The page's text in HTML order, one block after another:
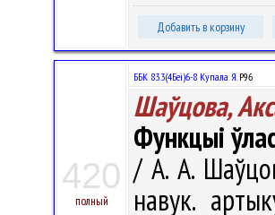
Добавить в корзину
420
полный
ББК 83.3(4Беі)6-8 Купала Я.Р96
Шаўцова,
Функцыі
/ А. А.
навук.